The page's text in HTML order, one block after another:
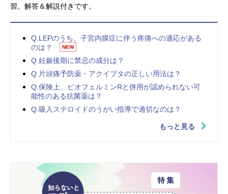
習。解答＆解説付きです。
Q.LEPのうち、子宮内膜症に伴う疼痛への適応がある
のは？
NEW
Q.妊娠後期に禁忌の成分は？
Q.片頭痛予防薬・アクイプタの正しい用法は？
Q.保険上、ビオフェルミンRと併用が認められない可
能性のある抗菌薬は？
Q.吸入ステロイドのうがい指導で適切なのは？
もっと見る